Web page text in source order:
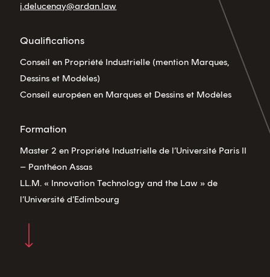
j.delucenay@ardan.law
Qualifications
Conseil en Propriété Industrielle (mention Marques,
Dessins et Modèles)
Conseil européen en Marques et Dessins et Modèles
Formation
Master 2 en Propriété Industrielle de l’Université Paris II
– Panthéon Assas
LL.M. « Innovation Technology and the Law » de
l’Université d’Edimbourg